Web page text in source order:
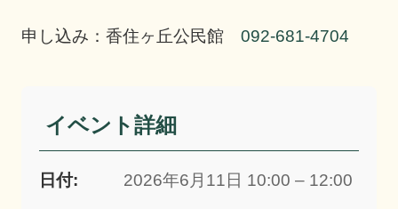
申し込み：香住ヶ丘公民館092-681-4704
イベント詳細
日付: 2026年6月11日 10:00 – 12:00